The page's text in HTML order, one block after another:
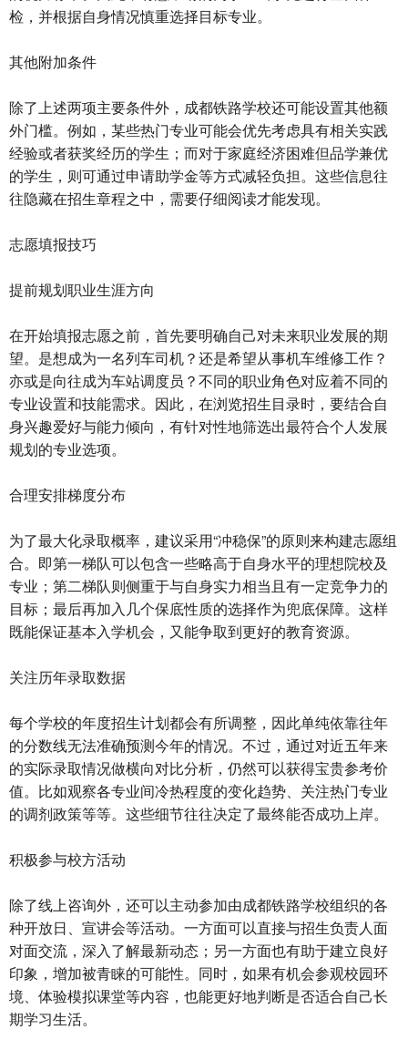
检，并根据自身情况慎重选择目标专业。
其他附加条件
除了上述两项主要条件外，成都铁路学校还可能设置其他额
外门槛。例如，某些热门专业可能会优先考虑具有相关实践
经验或者获奖经历的学生；而对于家庭经济困难但品学兼优
的学生，则可通过申请助学金等方式减轻负担。这些信息往
往隐藏在招生章程之中，需要仔细阅读才能发现。
志愿填报技巧
提前规划职业生涯方向
在开始填报志愿之前，首先要明确自己对未来职业发展的期
望。是想成为一名列车司机？还是希望从事机车维修工作？
亦或是向往成为车站调度员？不同的职业角色对应着不同的
专业设置和技能需求。因此，在浏览招生目录时，要结合自
身兴趣爱好与能力倾向，有针对性地筛选出最符合个人发展
规划的专业选项。
合理安排梯度分布
为了最大化录取概率，建议采用“冲稳保”的原则来构建志愿组
合。即第一梯队可以包含一些略高于自身水平的理想院校及
专业；第二梯队则侧重于与自身实力相当且有一定竞争力的
目标；最后再加入几个保底性质的选择作为兜底保障。这样
既能保证基本入学机会，又能争取到更好的教育资源。
关注历年录取数据
每个学校的年度招生计划都会有所调整，因此单纯依靠往年
的分数线无法准确预测今年的情况。不过，通过对近五年来
的实际录取情况做横向对比分析，仍然可以获得宝贵参考价
值。比如观察各专业间冷热程度的变化趋势、关注热门专业
的调剂政策等等。这些细节往往决定了最终能否成功上岸。
积极参与校方活动
除了线上咨询外，还可以主动参加由成都铁路学校组织的各
种开放日、宣讲会等活动。一方面可以直接与招生负责人面
对面交流，深入了解最新动态；另一方面也有助于建立良好
印象，增加被青睐的可能性。同时，如果有机会参观校园环
境、体验模拟课堂等内容，也能更好地判断是否适合自己长
期学习生活。